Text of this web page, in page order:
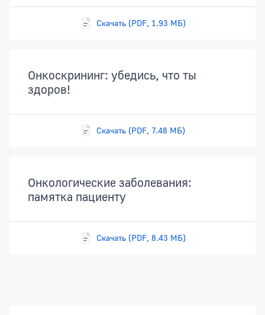
Скачать (PDF, 1.93 МБ)
Онкоскрининг: убедись, что ты
здоров!
Скачать (PDF, 7.48 МБ)
Онкологические заболевания:
памятка пациенту
Скачать (PDF, 8.43 МБ)